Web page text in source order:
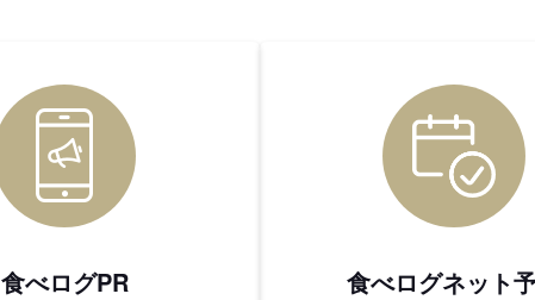
食べログPR 食べログネット